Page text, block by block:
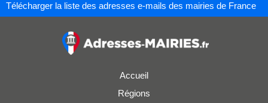
Télécharger la liste des adresses e-mails des mairies de France
Accueil
Régions